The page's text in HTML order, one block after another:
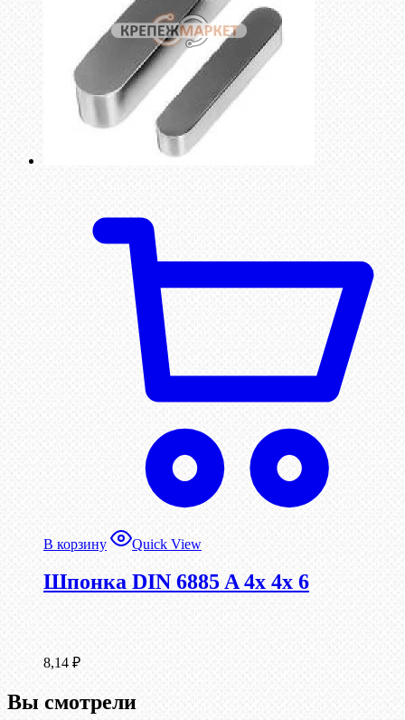
В корзину Quick View
Шпонка DIN 6885 A 4x 4x 6
8,14 ₽
Вы смотрели